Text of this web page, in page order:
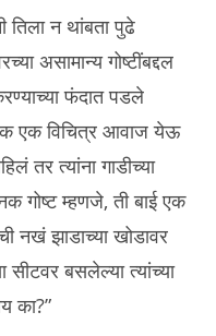
तिला न थांबता पुढे
असामान्य गोष्टींबद्दल
फंदात पडले
एक विचित्र आवाज येऊ
तर त्यांना गाडीच्या
गोष्ट म्हणजे, ती बाई एक
नखं झाडाच्या खोडावर
सीटवर बसलेल्या त्यांच्या
का?”